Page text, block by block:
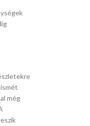
még